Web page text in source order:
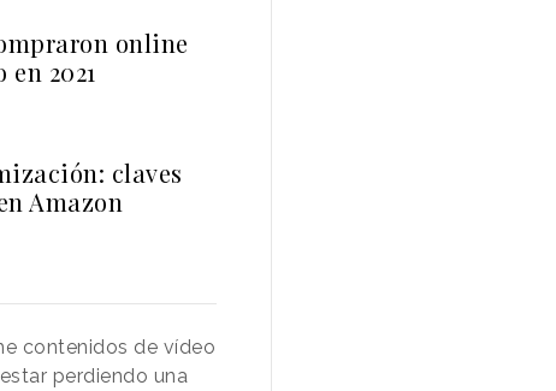
online
2021
claves
Amazon
contenidos de vídeo
perdiendo una